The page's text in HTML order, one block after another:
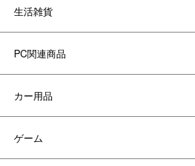
生活雑貨
PC関連商品
カー用品
ゲーム